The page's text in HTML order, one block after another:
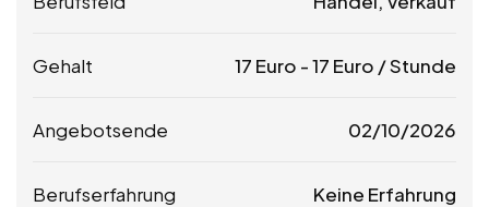
Gehalt 17 Euro -17 Euro / Stunde
Angebotsende 02/10/2026
Berufserfahrung Keine Erfahrung